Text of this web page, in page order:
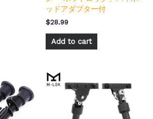
ッドアダプター付
$28.99
Add to cart